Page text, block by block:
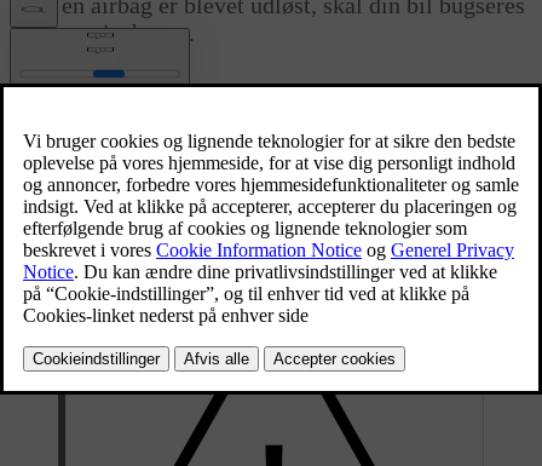
Opdateret 25.04.2024
til et servicebesøg.
forskelligt alt efter, hvilken airbag, der er tale om. De forreste airbags
samt sideairbaggene falder sammen, når de presses sammen, og yder
kontrolleret stødabsorption af et enkelt alvorligt sammenstød. De
oppustelige gardiner forbliver oppustede i længere tid for at beskytte
mod gentagne kollisioner.